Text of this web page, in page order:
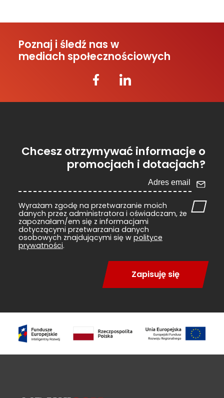
Poznaj i śledź nas w
mediach społecznościowych
Chcesz otrzymywać informacje o
promocjach i dotacjach?
Wyrażam zgodę na przetwarzanie moich
danych przez administratora i oświadczam, że
zapoznałam/em się z informacjami
dotyczącymi przetwarzania danych
osobowych znajdującymi się w polityce
prywatności.
Zapisuję się